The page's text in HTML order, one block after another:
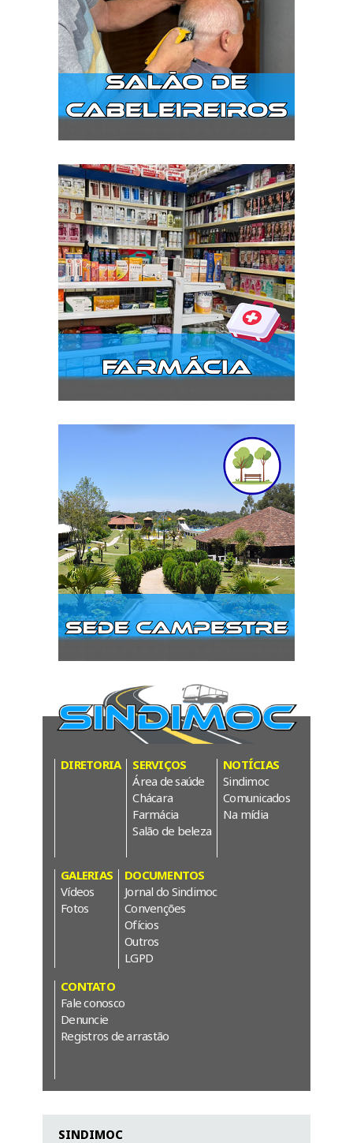
DIRETORIA
SERVIÇOS
Área de saúde
Chácara
Farmácia
Salão de beleza
NOTÍCIAS
Sindimoc
Comunicados
Na mídia
GALERIAS
Vídeos
Fotos
DOCUMENTOS
Jornal do Sindimoc
Convenções
Ofícios
Outros
LGPD
CONTATO
Fale conosco
Denuncie
Registros de arrastão
SINDIMOC